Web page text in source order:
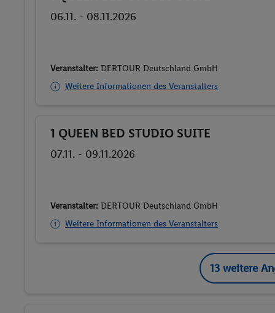
06.11. - 08.11.2026
Veranstalter: DERTOUR Deutschland GmbH
Weitere Informationen des Veranstalters
Buchen
1 QUEEN BED STUDIO SUITE
07.11. - 09.11.2026
Veranstalter: DERTOUR Deutschland GmbH
Weitere Informationen des Veranstalters
13 weitere